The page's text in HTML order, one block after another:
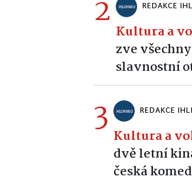
2 REDAKCE
Kultura a
zve
slavnostní
3 REDAKCE
Kultura a
dvě letní
česká